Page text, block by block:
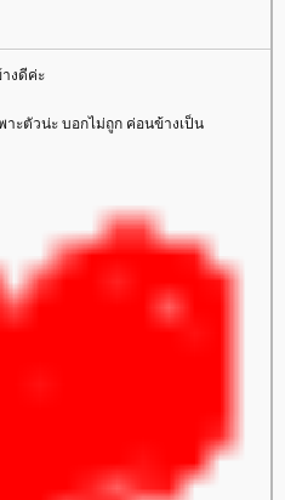
งดีค่ะ
ะตัวน่ะ บอกไม่ถูก ค่อนข้างเป็น